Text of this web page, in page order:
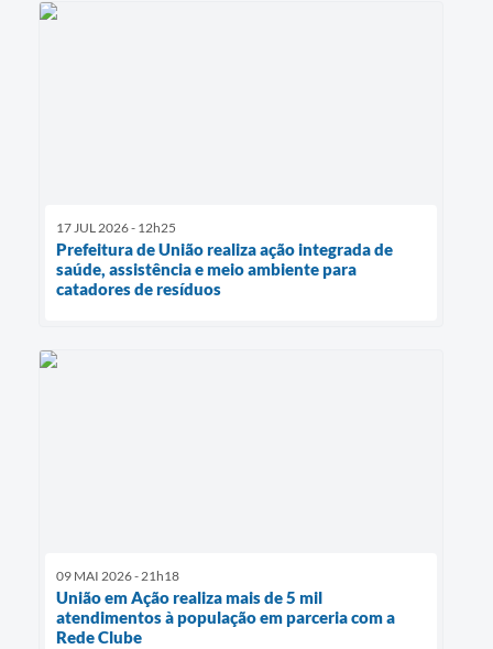
17 JUL 2026 - 12h25
Prefeitura de União realiza ação integrada de
saúde, assistência e meio ambiente para
catadores de resíduos
09 MAI 2026 - 21h18
União em Ação realiza mais de 5 mil
atendimentos à população em parceria com a
Rede Clube